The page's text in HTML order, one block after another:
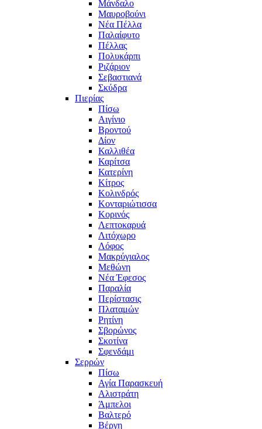
Μάνδαλο
Μαυροβούνι
Νέα Πέλλα
Παλαίφυτο
Πέλλας
Πολυκάρπι
Ριζάριον
Σεβαστιανά
Σκύδρα
Πιερίας
Πίσω
Αιγίνιο
Βροντού
Δίον
Καλλιθέα
Καρίτσα
Κατερίνη
Κίτρος
Κολινδρός
Κονταριώτισσα
Κορινός
Λεπτοκαρυά
Λιτόχωρο
Λόφος
Μακρύγιαλος
Μεθώνη
Νέα Έφεσος
Παραλία
Περίστασις
Πλαταμών
Ρητίνη
Σβορώνος
Σκοτίνα
Σφενδάμι
Σερρών
Πίσω
Αγία Παρασκευή
Αλιστράτη
Άμπελοι
Βαλτερό
Βέργη